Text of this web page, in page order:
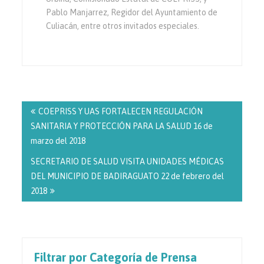
Pablo Manjarrez, Regidor del Ayuntamiento de
Culiacán, entre otros invitados especiales.
de
entradas
COEPRISS Y UAS FORTALECEN REGULACIÓN
SANITARIA Y PROTECCIÓN PARA LA SALUD 16 de
marzo del 2018
SECRETARIO DE SALUD VISITA UNIDADES MÉDICAS
DEL MUNICIPIO DE BADIRAGUATO 22 de febrero del
2018
Filtrar por Categoría de Prensa